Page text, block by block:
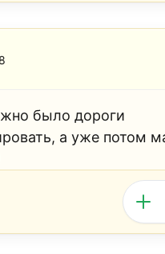
было дороги
а уже потом